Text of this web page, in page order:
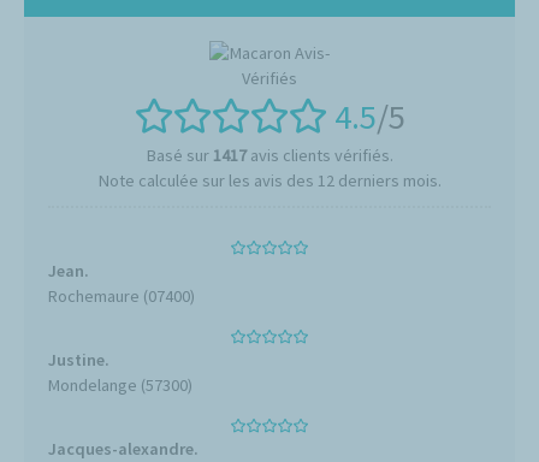
4.5/5
Basé sur 1417avis clients vérifiés.
Note calculée sur les avis des 12 derniers mois.
Jean.
Rochemaure (07400)
Justine.
Mondelange (57300)
Jacques-alexandre.